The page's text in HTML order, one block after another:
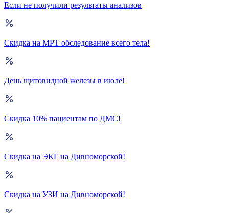
Если не получили результаты анализов
Скидка на МРТ обследование всего тела!
День щитовидной железы в июле!
Скидка 10% пациентам по ДМС!
Скидка на ЭКГ на Дивноморской!
Скидка на УЗИ на Дивноморской!